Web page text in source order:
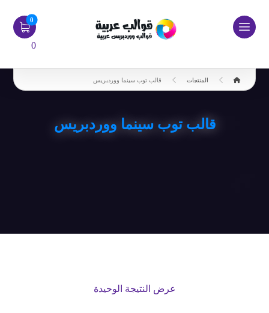
0
المنتجات قالب توب سينما ووردبريس
قالب توب سينما ووردبريس
عرض النتيجة الوحيدة